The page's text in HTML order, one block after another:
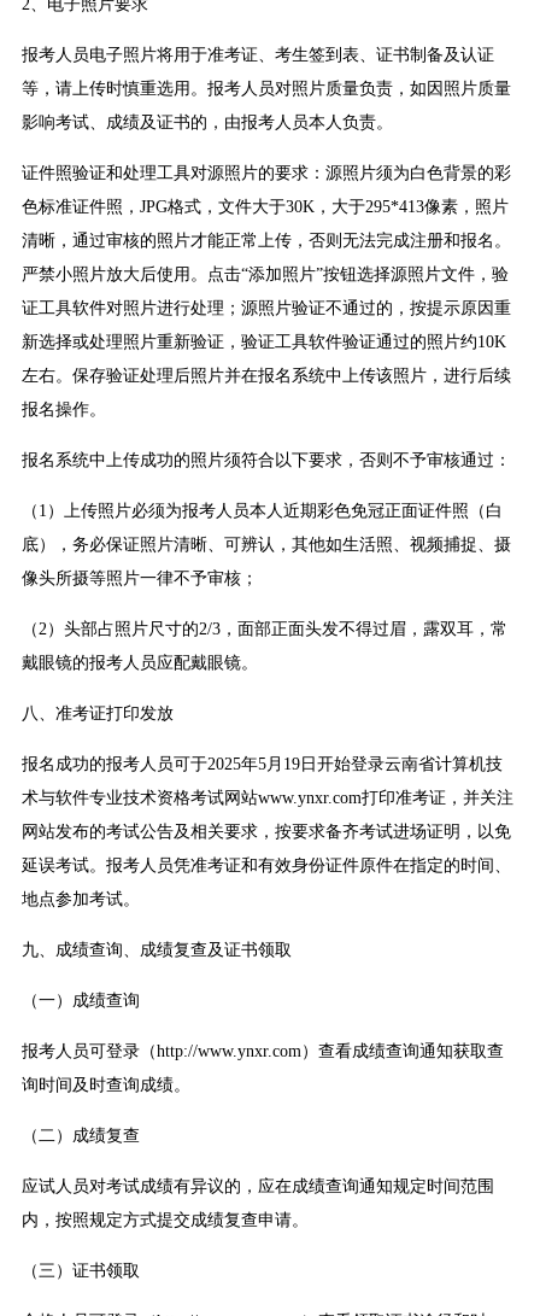
2、电子照片要求
报考人员电子照片将用于准考证、考生签到表、证书制备及认证
等，请上传时慎重选用。报考人员对照片质量负责，如因照片质量
影响考试、成绩及证书的，由报考人员本人负责。
证件照验证和处理工具对源照片的要求：源照片须为白色背景的彩
色标准证件照，JPG格式，文件大于30K，大于295*413像素，照片
清晰，通过审核的照片才能正常上传，否则无法完成注册和报名。
严禁小照片放大后使用。点击“添加照片”按钮选择源照片文件，验
证工具软件对照片进行处理；源照片验证不通过的，按提示原因重
新选择或处理照片重新验证，验证工具软件验证通过的照片约10K
左右。保存验证处理后照片并在报名系统中上传该照片，进行后续
报名操作。
报名系统中上传成功的照片须符合以下要求，否则不予审核通过：
（1）上传照片必须为报考人员本人近期彩色免冠正面证件照（白
底），务必保证照片清晰、可辨认，其他如生活照、视频捕捉、摄
像头所摄等照片一律不予审核；
（2）头部占照片尺寸的2/3，面部正面头发不得过眉，露双耳，常
戴眼镜的报考人员应配戴眼镜。
八、准考证打印发放
报名成功的报考人员可于2025年5月19日开始登录云南省计算机技
术与软件专业技术资格考试网站www.ynxr.com打印准考证，并关注
网站发布的考试公告及相关要求，按要求备齐考试进场证明，以免
延误考试。报考人员凭准考证和有效身份证件原件在指定的时间、
地点参加考试。
九、成绩查询、成绩复查及证书领取
（一）成绩查询
报考人员可登录（http://www.ynxr.com）查看成绩查询通知获取查
询时间及时查询成绩。
（二）成绩复查
应试人员对考试成绩有异议的，应在成绩查询通知规定时间范围
内，按照规定方式提交成绩复查申请。
（三）证书领取